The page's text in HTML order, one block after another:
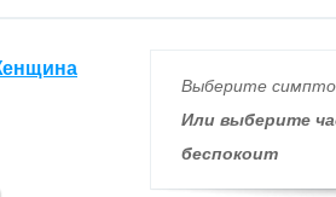
Выберите
Или выберите
беспокоит